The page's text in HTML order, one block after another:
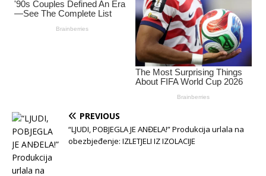
PREVIOUS
“LJUDI, POBJEGLA JE ANĐELA!” Produkcija urlala na
obezbjeđenje: IZLETJELI IZ IZOLACIJE